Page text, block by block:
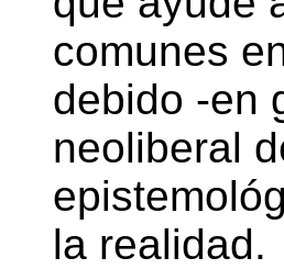
comunes
debido -en
neoliberal
la realidad.